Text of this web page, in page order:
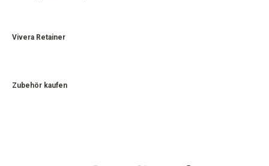
Vivera Retainer
Zubehör kaufen